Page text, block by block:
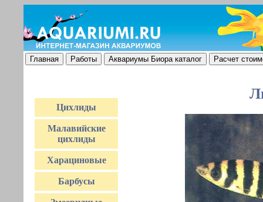
Цихлиды
Малавийские
цихлиды
Харациновые
Барбусы